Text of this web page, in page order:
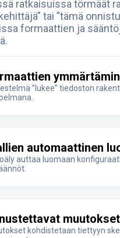
ratkaisuissa törmäät
tai ”tämä
formaattien ja
”lukee” tiedoston
automaattinen
auttaa luomaan
muutokset
kohdistetaan tiettyyn